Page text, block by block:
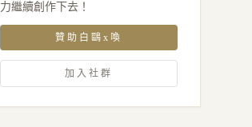
力繼續創作下去！
贊助白鷗x喚
加入社群